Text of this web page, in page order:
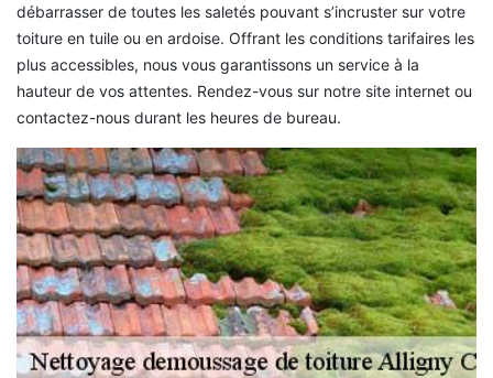
débarrasser de toutes les saletés pouvant s’incruster sur votre
toiture en tuile ou en ardoise. Offrant les conditions tarifaires les
plus accessibles, nous vous garantissons un service à la
hauteur de vos attentes. Rendez-vous sur notre site internet ou
contactez-nous durant les heures de bureau.